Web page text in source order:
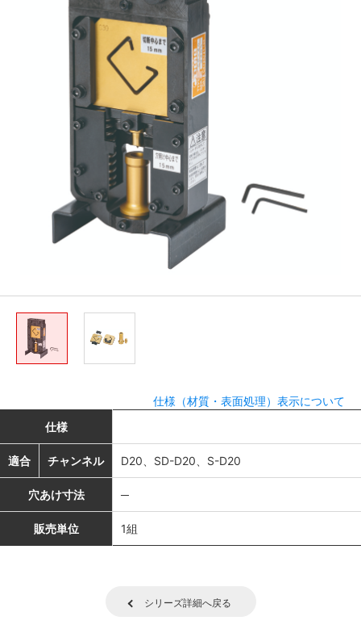
仕様（材質・表面処理）表示について
仕様
適合 チャンネル D20、SD-D20、S-D20
穴あけ寸法 ─
販売単位 1組
シリーズ詳細へ戻る